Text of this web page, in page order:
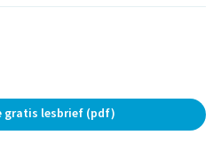
gratis lesbrief (pdf)